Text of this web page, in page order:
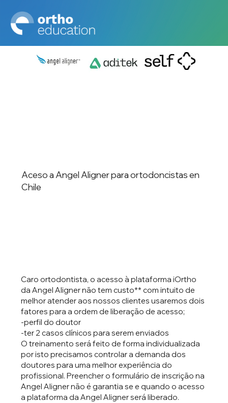
Aceso a Angel Aligner para ortodoncistas en
Chile
Caro ortodontista, o acesso à plataforma iOrtho
da Angel Aligner não tem custo** com intuito de
melhor atender aos nossos clientes usaremos dois
fatores para a ordem de liberação de acesso;
-perfil do doutor
-ter 2 casos clínicos para serem enviados
O treinamento será feito de forma individualizada
por isto precisamos controlar a demanda dos
doutores para uma melhor experiência do
profissional. Preencher o formulário de inscrição na
Angel Aligner não é garantia se e quando o acesso
a plataforma da Angel Aligner será liberado.